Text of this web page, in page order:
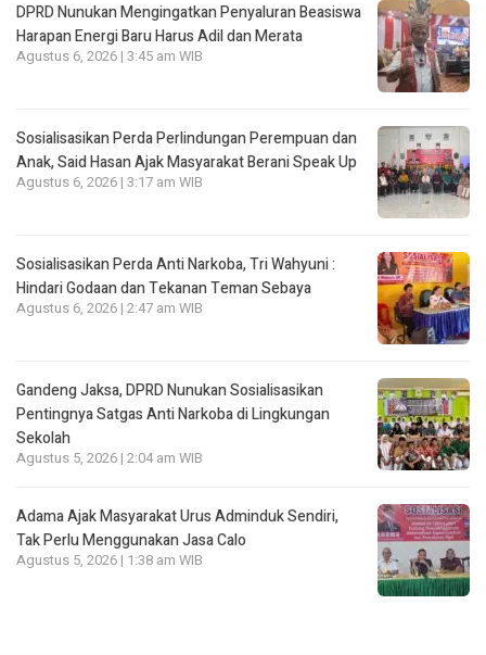
DPRD Nunukan Mengingatkan Penyaluran Beasiswa
Harapan Energi Baru Harus Adil dan Merata
Agustus 6, 2026 | 3:45 am WIB
Sosialisasikan Perda Perlindungan Perempuan dan
Anak, Said Hasan Ajak Masyarakat Berani Speak Up
Agustus 6, 2026 | 3:17 am WIB
Sosialisasikan Perda Anti Narkoba, Tri Wahyuni :
Hindari Godaan dan Tekanan Teman Sebaya
Agustus 6, 2026 | 2:47 am WIB
Gandeng Jaksa, DPRD Nunukan Sosialisasikan
Pentingnya Satgas Anti Narkoba di Lingkungan
Sekolah
Agustus 5, 2026 | 2:04 am WIB
Adama Ajak Masyarakat Urus Adminduk Sendiri,
Tak Perlu Menggunakan Jasa Calo
Agustus 5, 2026 | 1:38 am WIB